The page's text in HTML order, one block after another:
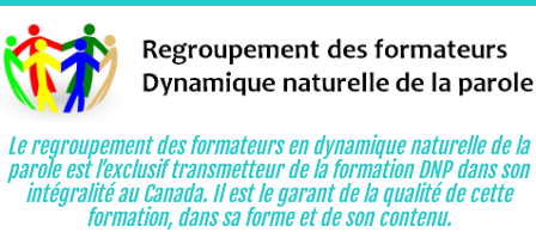
Le regroupement des formateurs en dynamique naturelle de la
parole est l’exclusif transmetteur de la formation DNP dans son
intégralité au Canada. Il est le garant de la qualité de cette
formation, dans sa forme et de son contenu.